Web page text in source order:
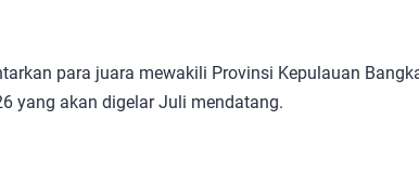
para juara mewakili Provinsi Kepulauan
yang akan digelar Juli mendatang.